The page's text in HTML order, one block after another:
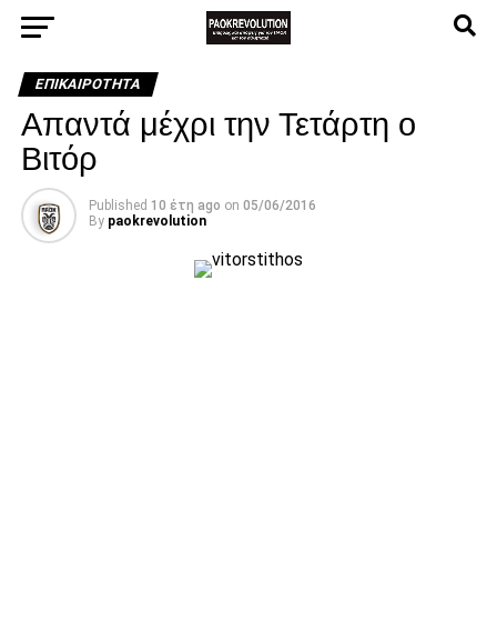
ΕΠΙΚΑΙΡΌΤΗΤΑ
Απαντά μέχρι την Τετάρτη ο
Βιτόρ
Published 10 έτη ago on 05/06/2016
By paokrevolution